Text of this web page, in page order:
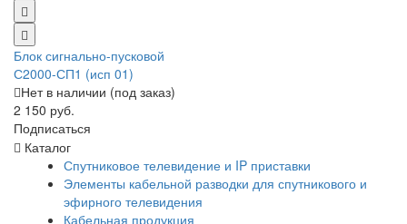
Блок сигнально-пусковой
С2000-СП1 (исп 01)
Нет в наличии (под заказ)
2 150 руб.
Подписаться
Каталог
Спутниковое телевидение и IP приставки
Элементы кабельной разводки для спутникового и
эфирного телевидения
Кабельная продукция